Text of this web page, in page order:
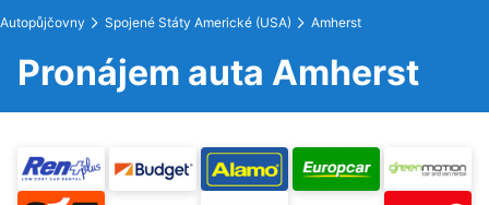
Autopůjčovny Spojené Státy Americké (USA) Amherst
Pronájem auta Amherst